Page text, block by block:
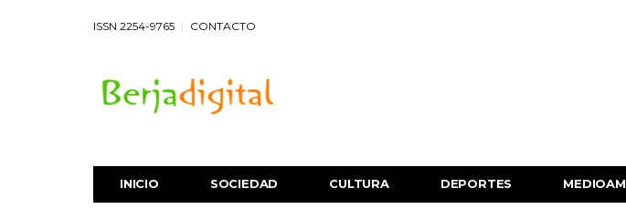
ISSN 2254-9765 CONTACTO
INICIO SOCIEDAD CULTURA DEPORTES